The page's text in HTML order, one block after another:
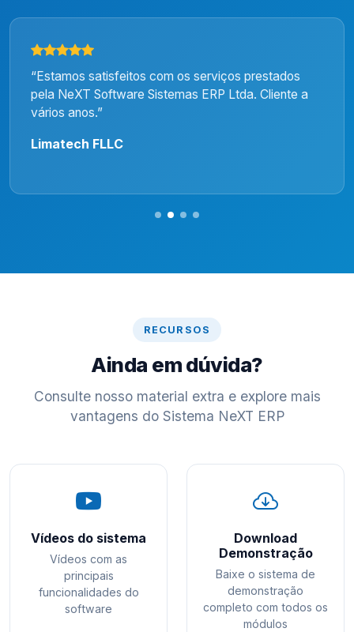
“Estamos satisfeitos com os serviços prestados
pela NeXT Software Sistemas ERP Ltda. Cliente a
vários anos.”
Limatech FLLC
RECURSOS
Ainda em dúvida?
Consulte nosso material extra e explore mais
vantagens do Sistema NeXT ERP
Vídeos do sistema
Vídeos com as
principais
funcionalidades do
software
Download
Demonstração
Baixe o sistema de
demonstração
completo com todos os
módulos